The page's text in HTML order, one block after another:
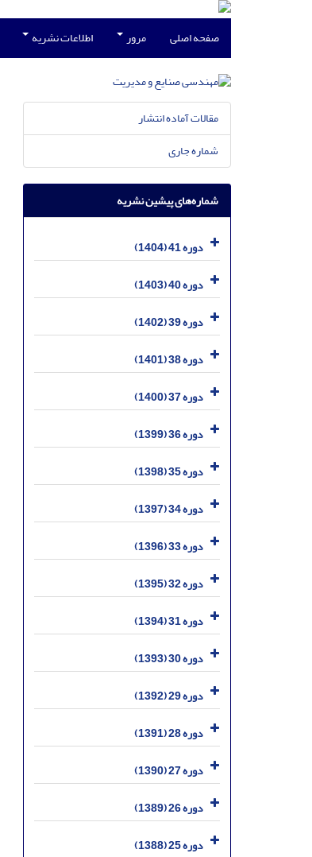
صفحه اصلی مرور اطلاعات نشریه
مقالات آماده انتشار
شماره جاری
شماره‌های پیشین نشریه
دوره 41 (1404)
دوره 40 (1403)
دوره 39 (1402)
دوره 38 (1401)
دوره 37 (1400)
دوره 36 (1399)
دوره 35 (1398)
دوره 34 (1397)
دوره 33 (1396)
دوره 32 (1395)
دوره 31 (1394)
دوره 30 (1393)
دوره 29 (1392)
دوره 28 (1391)
دوره 27 (1390)
دوره 26 (1389)
دوره 25 (1388)